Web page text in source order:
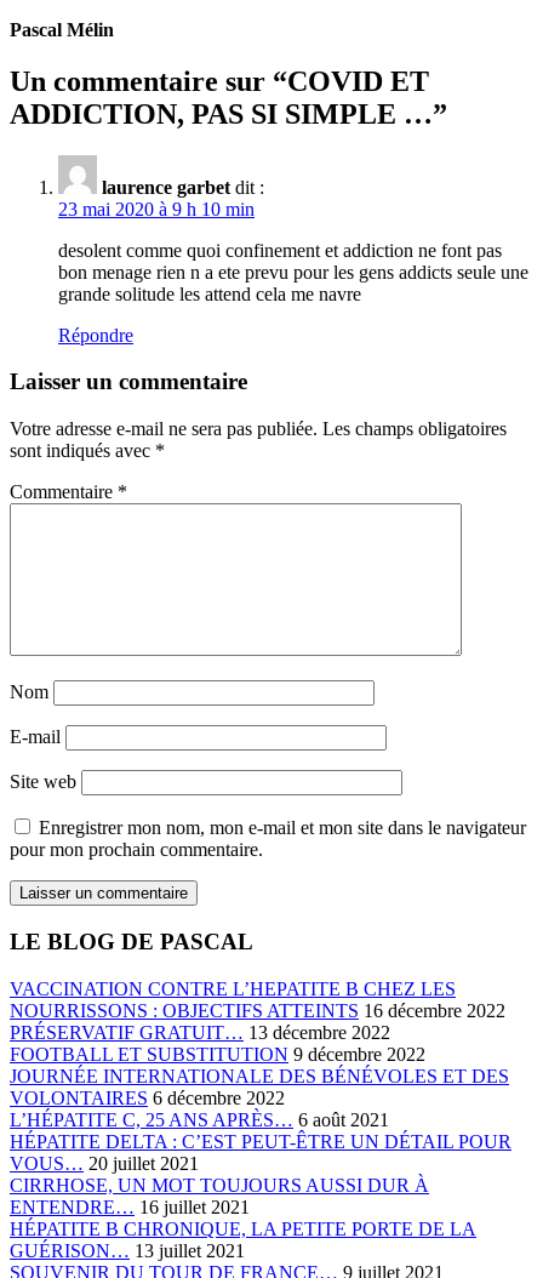
Pascal Mélin
Un commentaire sur “COVID ET
ADDICTION, PAS SI SIMPLE …”
laurence garbet dit :
23 mai 2020 à 9 h 10 min
desolent comme quoi confinement et addiction ne font pas
bon menage rien n a ete prevu pour les gens addicts seule une
grande solitude les attend cela me navre
Répondre
Laisser un commentaire
Votre adresse e-mail ne sera pas publiée. Les champs obligatoires
sont indiqués avec *
Commentaire *
Nom
E-mail
Site web
Enregistrer mon nom, mon e-mail et mon site dans le navigateur
pour mon prochain commentaire.
LE BLOG DE PASCAL
VACCINATION CONTRE L’HEPATITE B CHEZ LES
NOURRISSONS : OBJECTIFS ATTEINTS 16 décembre 2022
PRÉSERVATIF GRATUIT… 13 décembre 2022
FOOTBALL ET SUBSTITUTION 9 décembre 2022
JOURNÉE INTERNATIONALE DES BÉNÉVOLES ET DES
VOLONTAIRES 6 décembre 2022
L’HÉPATITE C, 25 ANS APRÈS… 6 août 2021
HÉPATITE DELTA : C’EST PEUT-ÊTRE UN DÉTAIL POUR
VOUS… 20 juillet 2021
CIRRHOSE, UN MOT TOUJOURS AUSSI DUR À
ENTENDRE… 16 juillet 2021
HÉPATITE B CHRONIQUE, LA PETITE PORTE DE LA
GUÉRISON… 13 juillet 2021
SOUVENIR DU TOUR DE FRANCE… 9 juillet 2021